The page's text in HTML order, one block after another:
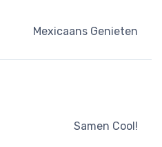
Mexicaans Genieten
Samen Cool!